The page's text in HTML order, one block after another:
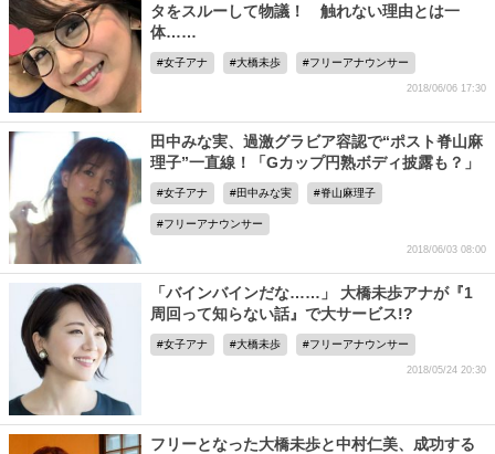
タをスルーして物議！ 触れない理由とは一
体……
女子アナ 大橋未歩 フリーアナウンサー
2018/06/06 17:30
田中みな実、過激グラビア容認で“ポスト脊山麻
理子”一直線！「Gカップ円熟ボディ披露も？」
女子アナ 田中みな実 脊山麻理子
フリーアナウンサー
2018/06/03 08:00
「バインバインだな……」 大橋未歩アナが『1
周回って知らない話』で大サービス!?
女子アナ 大橋未歩 フリーアナウンサー
2018/05/24 20:30
フリーとなった大橋未歩と中村仁美、成功する